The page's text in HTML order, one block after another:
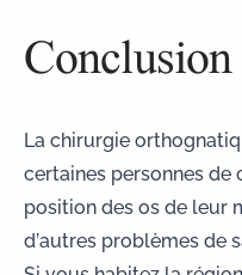
Conclusion
La chirurgie
certaines personnes de
position des os de leur
d’autres problèmes de